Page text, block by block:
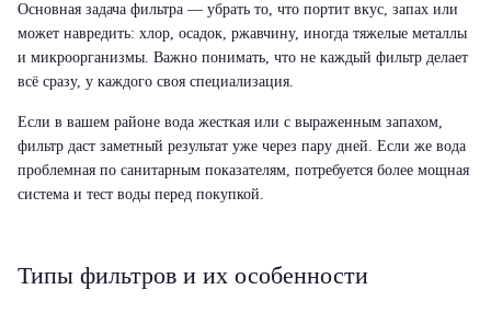
Основная задача фильтра — убрать то, что портит вкус, запах или
может навредить: хлор, осадок, ржавчину, иногда тяжелые металлы
и микроорганизмы. Важно понимать, что не каждый фильтр делает
всё сразу, у каждого своя специализация.
Если в вашем районе вода жесткая или с выраженным запахом,
фильтр даст заметный результат уже через пару дней. Если же вода
проблемная по санитарным показателям, потребуется более мощная
система и тест воды перед покупкой.
Типы фильтров и их особенности